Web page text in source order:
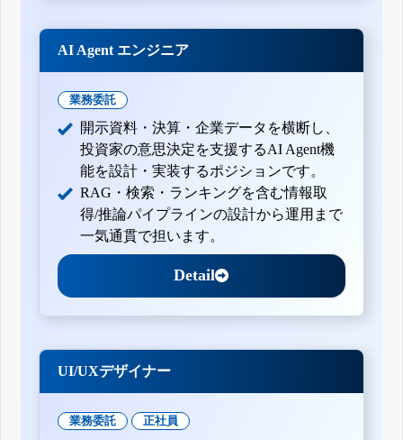
AI Agent エンジニア
業務委託
開示資料・決算・企業データを横断し、
投資家の意思決定を支援するAI Agent機
能を設計・実装するポジションです。
RAG・検索・ランキングを含む情報取
得/推論パイプラインの設計から運用まで
一気通貫で担います。
Detail
UI/UXデザイナー
業務委託 正社員